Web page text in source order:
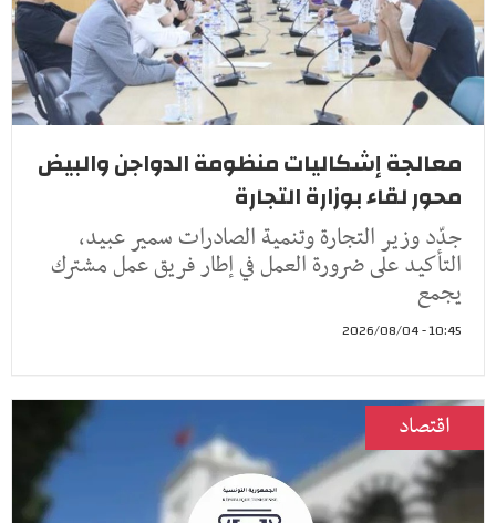
معالجة إشكاليات منظومة الدواجن والبيض
محور لقاء بوزارة التجارة
جدّد وزير التجارة وتنمية الصادرات سمير عبيد،
التأكيد على ضرورة العمل في إطار فريق عمل مشترك
يجمع
10:45 - 2026/08/04
اقتصاد